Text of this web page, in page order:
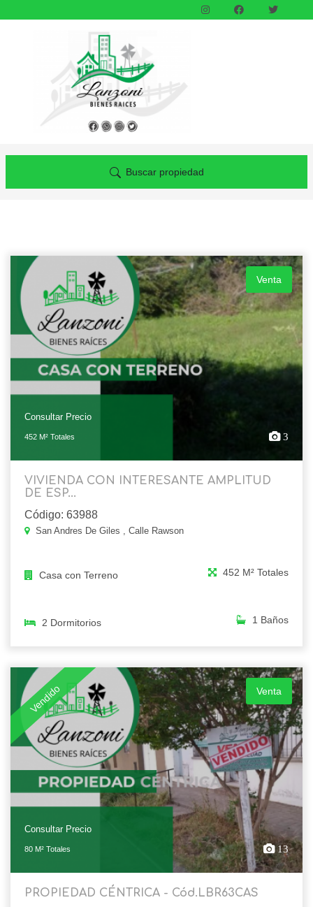
Buscar propiedad
Venta
Consultar Precio
452 M² Totales 3
VIVIENDA CON INTERESANTE AMPLITUD
DE ESP...
Código: 63988
San Andres De Giles , Calle Rawson
Casa con Terreno 452 M² Totales
2 Dormitorios 1 Baños
Vendido Venta
Consultar Precio
80 M² Totales 13
PROPIEDAD CÉNTRICA - Cód.LBR63CAS